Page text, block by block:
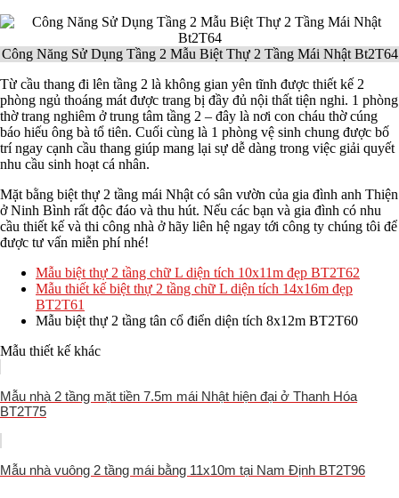
Công Năng Sử Dụng Tầng 2 Mẫu Biệt Thự 2 Tầng Mái Nhật Bt2T64
Từ cầu thang đi lên tầng 2 là không gian yên tĩnh được thiết kế 2
phòng ngủ thoáng mát được trang bị đầy đủ nội thất tiện nghi. 1 phòng
thờ trang nghiêm ở trung tâm tầng 2 – đây là nơi con cháu thờ cúng
báo hiếu ông bà tổ tiên. Cuối cùng là 1 phòng vệ sinh chung được bố
trí ngay cạnh cầu thang giúp mang lại sự dễ dàng trong việc giải quyết
nhu cầu sinh hoạt cá nhân.
Mặt bằng biệt thự 2 tầng mái Nhật có sân vườn của gia đình anh Thiện
ở Ninh Bình rất độc đáo và thu hút. Nếu các bạn và gia đình có nhu
cầu thiết kế và thi công nhà ở hãy liên hệ ngay tới công ty chúng tôi để
được tư vấn miễn phí nhé!
Mẫu biệt thự 2 tầng chữ L diện tích 10x11m đẹp BT2T62
Mẫu thiết kế biệt thự 2 tầng chữ L diện tích 14x16m đẹp
BT2T61
Mẫu biệt thự 2 tầng tân cổ điển diện tích 8x12m BT2T60
Mẫu thiết kế khác
Mẫu nhà 2 tầng mặt tiền 7.5m mái Nhật hiện đại ở Thanh Hóa
BT2T75
Mẫu nhà vuông 2 tầng mái bằng 11x10m tại Nam Định BT2T96